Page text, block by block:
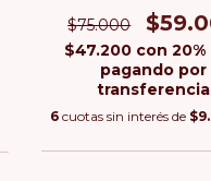
$75.000
$47.200 con 20%
pagando por
transferencia
6 cuotas sin interés de